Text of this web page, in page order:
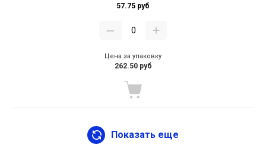
57.75 руб
Цена за упаковку
262.50 руб
Показать еще